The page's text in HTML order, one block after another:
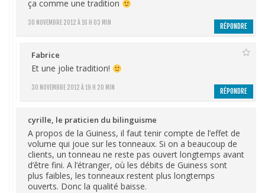
30 NOVEMBRE 2012 À 16 H 03 MIN
ça comme une tradition
RÉPONDRE
Fabrice
30 NOVEMBRE 2012 À 19 H 20 MIN
Et une jolie tradition!
RÉPONDRE
cyrille, le praticien du bilinguisme
A propos de la Guiness, il faut tenir compte de l’effet de
volume qui joue sur les tonneaux. Si on a beaucoup de
clients, un tonneau ne reste pas ouvert longtemps avant
d’être fini. A l’étranger, où les débits de Guiness sont
plus faibles, les tonneaux restent plus longtemps
ouverts. Donc la qualité baisse.